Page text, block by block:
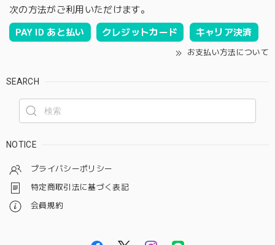
次の方法がご利用いただけます。
PAY ID あと払い クレジットカード キャリア決済
お支払い方法について
SEARCH
NOTICE
プライバシーポリシー
特定商取引法に基づく表記
会員規約